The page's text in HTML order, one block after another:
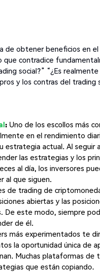
de obtener beneficios en
contradice
social?” “¿Es
y los contras del
: Uno de los escollos más
en el rendimiento
estrategia actual. Al
las estrategias y los
al día, los inversores
al que siguen.
de trading de
abiertas y las
De este modo, siempre
de él.
más experimentados te
la oportunidad única de
Muchas plataformas
que están copiando.